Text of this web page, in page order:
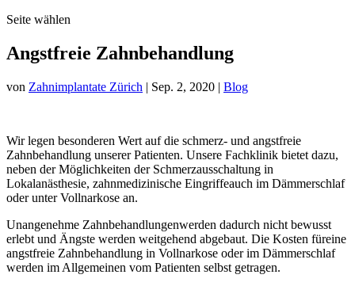
Seite wählen
Angstfreie Zahnbehandlung
von Zahnimplantate Zürich | Sep. 2, 2020 | Blog
Wir legen besonderen Wert auf die schmerz- und angstfreie
Zahnbehandlung unserer Patienten. Unsere Fachklinik bietet dazu,
neben der Möglichkeiten der Schmerzausschaltung in
Lokalanästhesie, zahnmedizinische Eingriffeauch im Dämmerschlaf
oder unter Vollnarkose an.
Unangenehme Zahnbehandlungenwerden dadurch nicht bewusst
erlebt und Ängste werden weitgehend abgebaut. Die Kosten füreine
angstfreie Zahnbehandlung in Vollnarkose oder im Dämmerschlaf
werden im Allgemeinen vom Patienten selbst getragen.